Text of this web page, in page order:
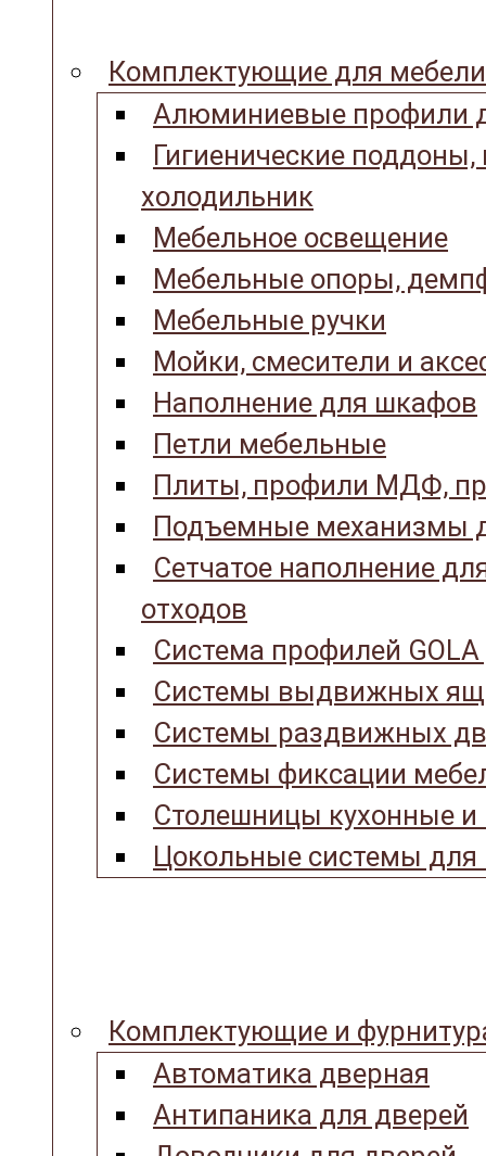
Комплектующие для мебели
Алюминиевые профили
Гигиенические
холодильник
Мебельное освещение
Мебельные опоры,
Мебельные ручки
Мойки, смесители и
Наполнение для шкафов
Петли мебельные
Плиты, профили МДФ,
Подъемные механизмы
Сетчатое наполнение
отходов
Система профилей
Системы выдвижных
Системы раздвижных
Системы фиксации
Столешницы кухонные
Цокольные системы для
Комплектующие и
Автоматика дверная
Антипаника для дверей